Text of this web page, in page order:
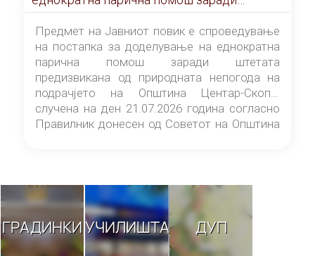
штетата предизвикана од природната
непогода на подрачјето на Општина
Центар-Скопје случена на ден 21.07.2026
година
Предмет на Јавниот повик е спроведување
на постапка за доделување на еднократна
парична помош заради штетата
предизвикана од природната непогода на
подрачјето на Општина Центар-Скопје
случена на ден 21.07.2026 година согласно
Правилник донесен од Советот на Општина
ГРАДИНКИУЧИЛИШТА ДУП